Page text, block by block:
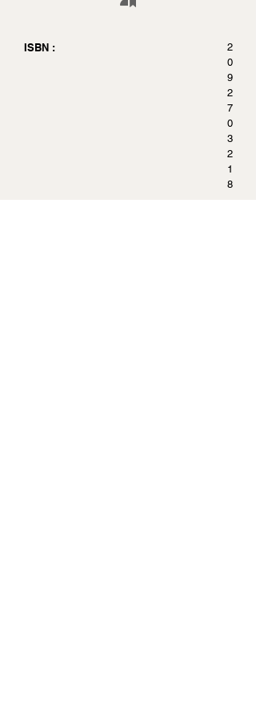
ISBN :
2
0
9
2
7
0
3
2
1
8